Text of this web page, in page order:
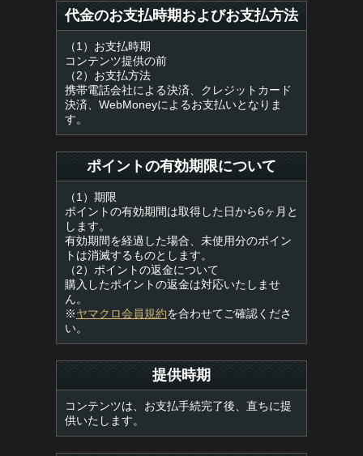
代金のお支払時期およびお支払方法
（1）お支払時期
コンテンツ提供の前
（2）お支払方法
携帯電話会社による決済、クレジットカード
決済、WebMoneyによるお支払いとなりま
す。
ポイントの有効期限について
（1）期限
ポイントの有効期間は取得した日から6ヶ月と
します。
有効期間を経過した場合、未使用分のポイン
トは消滅するものとします。
（2）ポイントの返金について
購入したポイントの返金は対応いたしませ
ん。
※ヤマクロ会員規約を合わせてご確認くださ
い。
提供時期
コンテンツは、お支払手続完了後、直ちに提
供いたします。